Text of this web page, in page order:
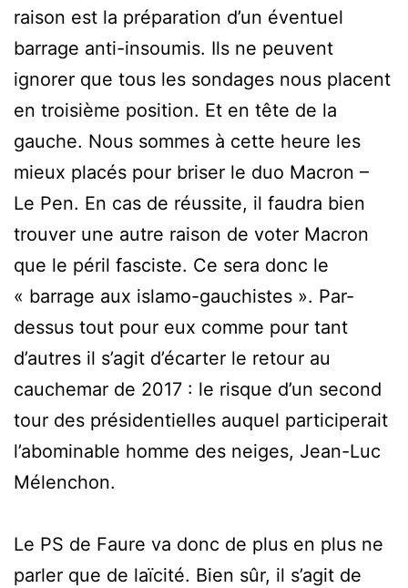
raison est la préparation d’un éventuel
barrage anti-insoumis. Ils ne peuvent
ignorer que tous les sondages nous placent
en troisième position. Et en tête de la
gauche. Nous sommes à cette heure les
mieux placés pour briser le duo Macron –
Le Pen. En cas de réussite, il faudra bien
trouver une autre raison de voter Macron
que le péril fasciste. Ce sera donc le
« barrage aux islamo-gauchistes ». Par-
dessus tout pour eux comme pour tant
d’autres il s’agit d’écarter le retour au
cauchemar de 2017 : le risque d’un second
tour des présidentielles auquel participerait
l’abominable homme des neiges, Jean-Luc
Mélenchon.
Le PS de Faure va donc de plus en plus ne
parler que de laïcité. Bien sûr, il s’agit de